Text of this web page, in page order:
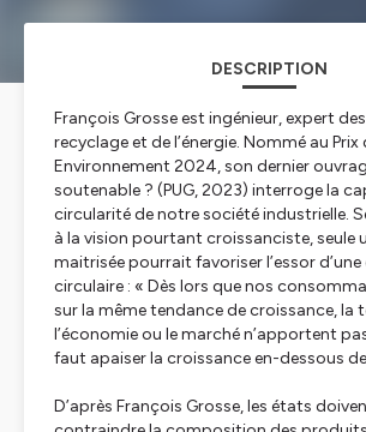
DESCRIPTION
François Grosse est ingénieur, expert
recyclage et de l’énergie. Nommé au Prix
Environnement 2024, son dernier
soutenable ? (PUG, 2023) interroge la
circularité de notre société industrielle.
à la vision pourtant croissanciste, seule
maitrisée pourrait favoriser l’essor
circulaire : « Dès lors que nos
sur la même tendance de croissance, la
l’économie ou le marché n’apportent
faut apaiser la croissance en-dessous de
D’après François Grosse, les états